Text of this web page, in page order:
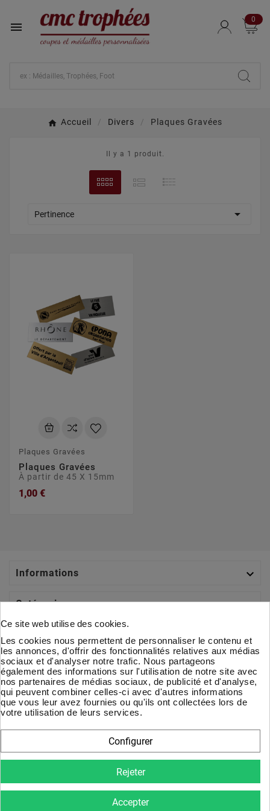

0
Accueil Divers Plaques Gravées
Il y a 1 produit.
Pertinence 
Plaques Gravées
Plaques Gravées
À partir de 45 X 15mm
1,00 €
Informations 
Catégories 
Votre Compte 
À Propos 
Newsletter
D'accord
Vous pouvez vous désinscrire à tout moment. Vous trouverez
pour cela nos informations de contact dans les conditions
d'utilisation du site.
Ce site web utilise des cookies.
Les cookies nous permettent de personnaliser le contenu et
les annonces, d'offrir des fonctionnalités relatives aux médias
sociaux et d'analyser notre trafic. Nous partageons
également des informations sur l'utilisation de notre site avec
nos partenaires de médias sociaux, de publicité et d'analyse,
qui peuvent combiner celles-ci avec d'autres informations
que vous leur avez fournies ou qu'ils ont collectées lors de
votre utilisation de leurs services.
Configurer
Rejeter
Accepter